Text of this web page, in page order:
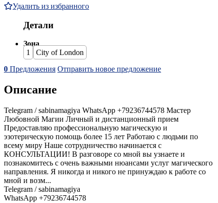
Удалить из избранного
Детали
Зона
1
City of London
0 Предложения Отправить новое предложение
Описание
Telegram / sabinamagiya WhatsApp +79236744578 Мастер
Любовной Магии Личный и дистанционный прием
Предоставляю профессиональную магическую и
эзотерическую помощь более 15 лет Работаю с людьми по
всему миру Наше сотрудничество начинается с
КОНСУЛЬТАЦИИ! В разговоре со мной вы узнаете и
познакомитесь с очень важными нюансами услуг магического
направления. Я никогда и никого не принуждаю к работе со
мной и возм...
Telegram / sabinamagiya
WhatsApp +79236744578